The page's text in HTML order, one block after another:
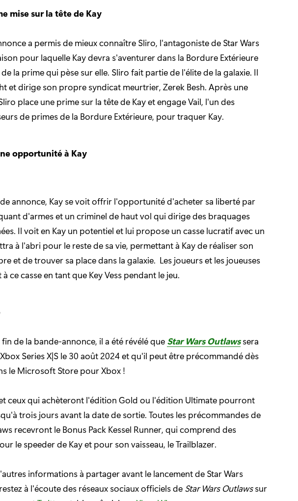
mise sur la tête de Kay
a permis de mieux connaître Sliro, l'antagoniste de Star Wars
pour laquelle Kay devra s'aventurer dans la Bordure Extérieure
la prime qui pèse sur elle. Sliro fait partie de l'élite de la galaxie. Il
et dirige son propre syndicat meurtrier, Zerek Besh. Après une
place une prime sur la tête de Kay et engage Vail, l'un des
de primes de la Bordure Extérieure, pour traquer Kay.
opportunité à Kay
annonce, Kay se voit offrir l'opportunité d'acheter sa liberté par
d'armes et un criminel de haut vol qui dirige des braquages
Il voit en Kay un potentiel et lui propose un casse lucratif avec un
à l'abri pour le reste de sa vie, permettant à Kay de réaliser son
et de trouver sa place dans la galaxie. Les joueurs et les joueuses
ce casse en tant que Key Vess pendant le jeu.
fin de la bande-annonce, il a été révélé que Star Wars Outlawssera
Series X|S le 30 août 2024 et qu'il peut être précommandé dès
le Microsoft Store pour Xbox !
ceux qui achèteront l'édition Gold ou l'édition Ultimate pourront
trois jours avant la date de sortie. Toutes les précommandes de
recevront le Bonus Pack Kessel Runner, qui comprend des
le speeder de Kay et pour son vaisseau, le Trailblazer.
informations à partager avant le lancement de Star Wars
à l'écoute des réseaux sociaux officiels de Star Wars Outlawssur